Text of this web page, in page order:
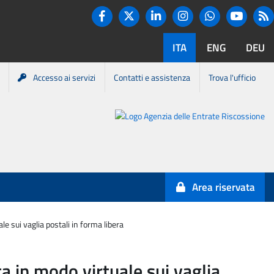
Twitter
LinkedinInstagram
ITA ENG DEU
Accesso ai servizi Contatti e assistenza Trova l'ufficio
Agenzia
Entrate-
Riscossione
Area riservata
sui vaglia postali in forma libera